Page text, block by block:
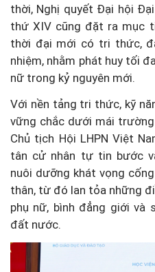
thời, Nghị quyết Đại hội
thứ XIV cũng đặt ra mục
thời đại mới có tri thức,
nhiệm, nhằm phát huy tối
nữ trong kỷ nguyên mới.
Với nền tảng tri thức, kỹ
vững chắc dưới mái
Chủ tịch Hội LHPN Việt
tân cử nhân tự tin bước
nuôi dưỡng khát vọng
thân, từ đó lan tỏa những
phụ nữ, bình đẳng giới và
đất nước.